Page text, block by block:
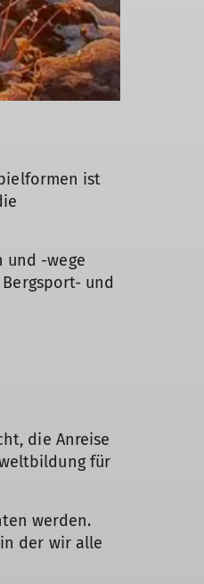
ist
und -wege
und
die Anreise
für
werden.
der wir alle